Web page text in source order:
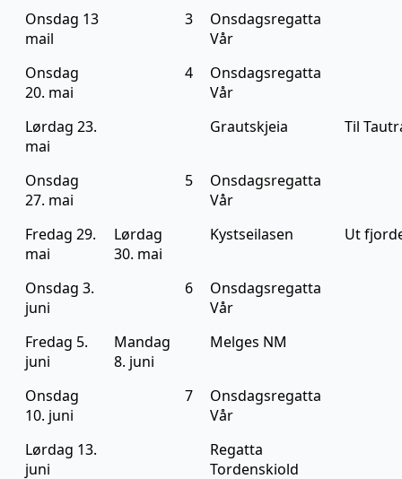
Onsdag 13
mail
3
Onsdagsregatta
Vår
Onsdag
20. mai
4
Onsdagsregatta
Vår
Lørdag 23.
mai
Grautskjeia Til
Onsdag
27. mai
5
Onsdagsregatta
Vår
Fredag 29.
mai
Lørdag
30. mai
Kystseilasen Ut
Onsdag 3.
juni
6
Onsdagsregatta
Vår
Fredag 5.
juni
Mandag
8. juni
Melges NM
Onsdag
10. juni
7
Onsdagsregatta
Vår
Lørdag 13.
juni
Regatta
Tordenskiold